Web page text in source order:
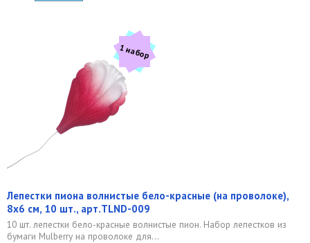
1 набор
Лепестки пиона волнистые бело-красные (на проволоке),
8х6 см, 10 шт., арт.TLND-009
10 шт. лепестки бело-красные волнистые пион. Набор лепестков из
бумаги Mulberry на проволоке для...